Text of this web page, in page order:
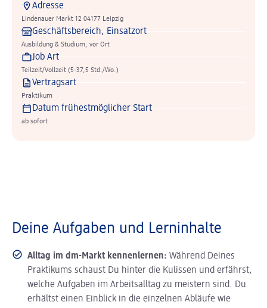
Adresse
Lindenauer Markt 12 04177 Leipzig
Geschäftsbereich, Einsatzort
Ausbildung & Studium, vor Ort
Job Art
Teilzeit/Vollzeit (5-37,5 Std./Wo.)
Vertragsart
Praktikum
Datum frühestmöglicher Start
ab sofort
Deine Aufgaben und Lerninhalte
Alltag im dm-Markt kennenlernen: Während Deines
Praktikums schaust Du hinter die Kulissen und erfährst,
welche Aufgaben im Arbeitsalltag zu meistern sind. Du
erhältst einen Einblick in die einzelnen Abläufe wie